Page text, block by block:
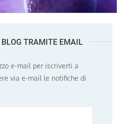
TRAMITE EMAIL
e-mail per iscriverti a
via e-mail le notifiche di